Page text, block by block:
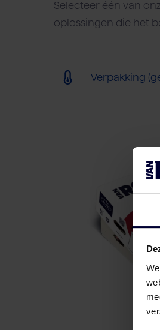
Selecteer één van
oplossingen die het
Verpakking